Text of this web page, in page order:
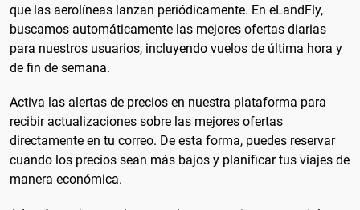
que las aerolíneas lanzan periódicamente. En eLandFly,
buscamos automáticamente las mejores ofertas diarias
para nuestros usuarios, incluyendo vuelos de última hora y
de fin de semana.
Activa las alertas de precios en nuestra plataforma para
recibir actualizaciones sobre las mejores ofertas
directamente en tu correo. De esta forma, puedes reservar
cuando los precios sean más bajos y planificar tus viajes de
manera económica.